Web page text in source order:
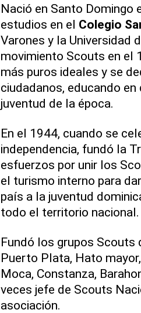
Nació en Santo Domingo
estudios en el Colegio
Varones y la Universidad
movimiento Scouts en el
más puros ideales y se
ciudadanos, educando
juventud de la época.
En el 1944, cuando se
independencia, fundó la
esfuerzos por unir los
el turismo interno para
país a la juventud
todo el territorio nacional.
Fundó los grupos Scouts
Puerto Plata, Hato
Moca, Constanza,
veces jefe de Scouts
asociación.